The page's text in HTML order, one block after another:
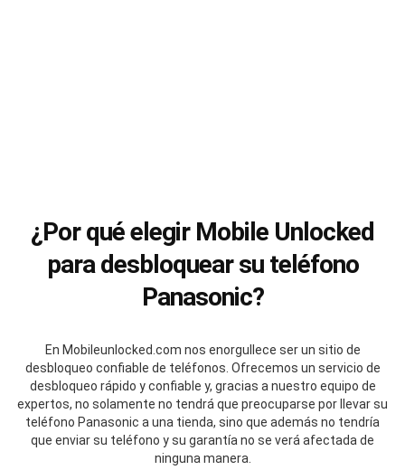
¿Por qué elegir Mobile Unlocked
para desbloquear su teléfono
Panasonic?
En Mobileunlocked.com nos enorgullece ser un sitio de
desbloqueo confiable de teléfonos. Ofrecemos un servicio de
desbloqueo rápido y confiable y, gracias a nuestro equipo de
expertos, no solamente no tendrá que preocuparse por llevar su
teléfono Panasonic a una tienda, sino que además no tendría
que enviar su teléfono y su garantía no se verá afectada de
ninguna manera.